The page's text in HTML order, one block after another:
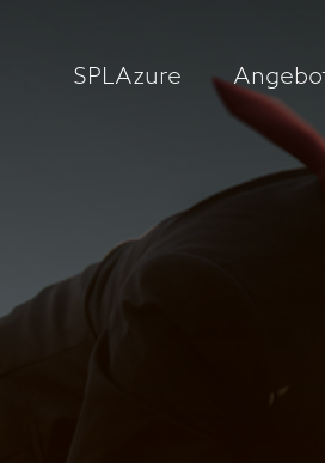
SPLAzure